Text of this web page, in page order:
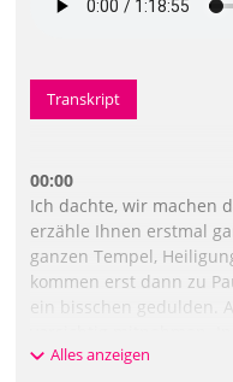
Transkript
00:00
Ich dachte, wir machen
erzähle Ihnen erstmal
ganzen Tempel,
kommen erst dann zu
ein bisschen gedulden.
antike religiöse Leben.
Alles anzeigen